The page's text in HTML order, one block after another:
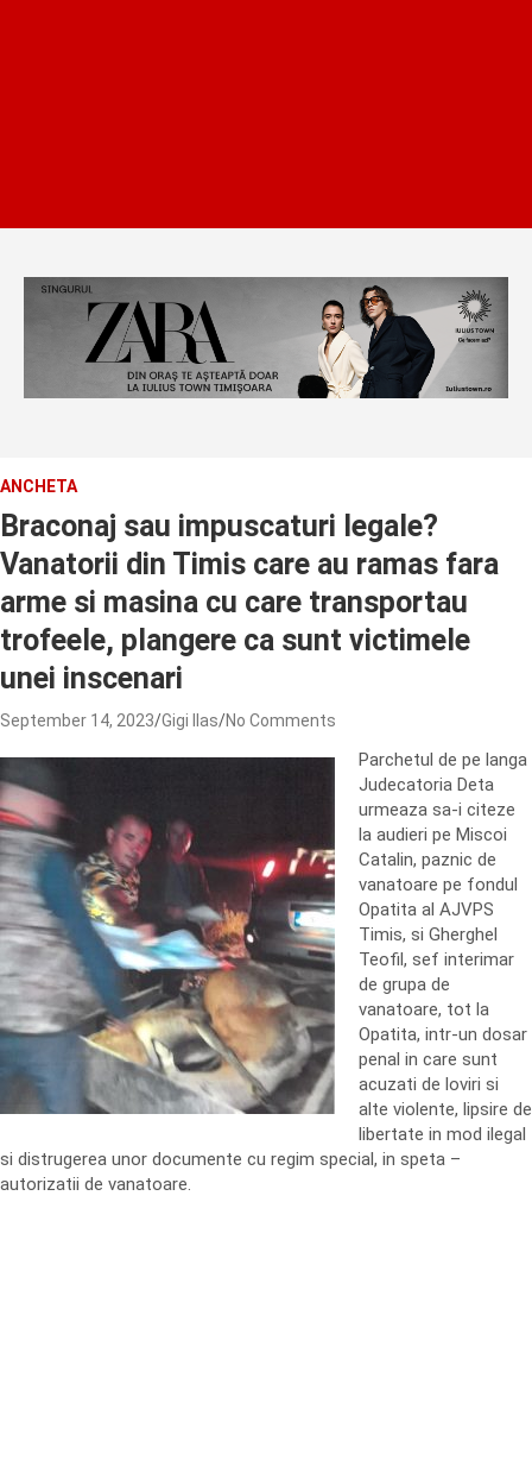
ANCHETA
Braconaj sau impuscaturi legale?
Vanatorii din Timis care au ramas fara
arme si masina cu care transportau
trofeele, plangere ca sunt victimele
unei inscenari
September 14, 2023 Gigi Ilas No Comments
Parchetul de pe langa
Judecatoria Deta
urmeaza sa-i citeze
la audieri pe Miscoi
Catalin, paznic de
vanatoare pe fondul
Opatita al AJVPS
Timis, si Gherghel
Teofil, sef interimar
de grupa de
vanatoare, tot la
Opatita, intr-un dosar
penal in care sunt
acuzati de loviri si
alte violente, lipsire de
libertate in mod ilegal
si distrugerea unor documente cu regim special, in speta –
autorizatii de vanatoare.